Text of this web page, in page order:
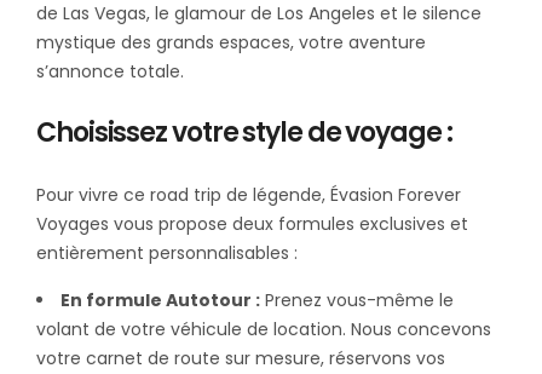
de Las Vegas, le glamour de Los Angeles et le silence
mystique des grands espaces, votre aventure
s’annonce totale.
Choisissez votre style de voyage :
Pour vivre ce road trip de légende, Évasion Forever
Voyages vous propose deux formules exclusives et
entièrement personnalisables :
En formule Autotour : Prenez vous-même le
volant de votre véhicule de location. Nous concevons
votre carnet de route sur mesure, réservons vos